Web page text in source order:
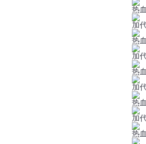
热
加
热
加
热
加
热
加
热